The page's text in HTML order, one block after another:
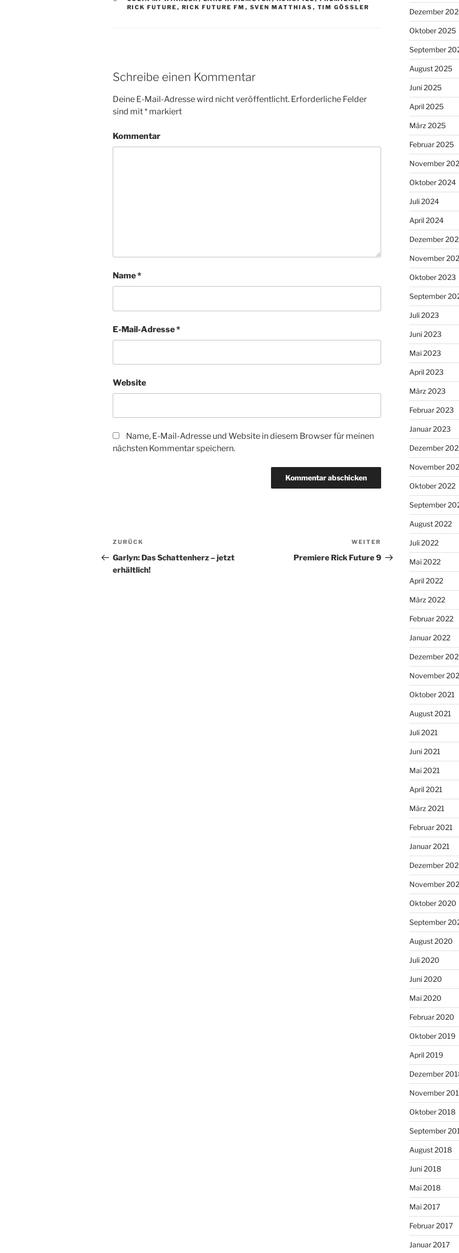
RICK FUTURE , RICK FUTURE FM , SVEN MATTHIAS , TIM GÖSSLER
Schreibe einen Kommentar
Deine E-Mail-Adresse wird nicht veröffentlicht. Erforderliche Felder
sind mit* markiert
Kommentar
Name*
E-Mail-Adresse*
Website
Name, E-Mail-Adresse und Website in diesem Browser für meinen
nächsten Kommentar speichern.
Beitragsnavigation
Vorheriger
Beitrag
ZURÜCK
Garlyn: Das Schattenherz – jetzt
erhältlich!
Nächster
Beitrag
WEITER
Premiere Rick Future 9
Dezember
Oktober 2025
September
August 2025
Juni 2025
April 2025
März 2025
Februar 2025
November
Oktober 2024
Juli 2024
April 2024
Dezember
November
Oktober 2023
September
Juli 2023
Juni 2023
Mai 2023
April 2023
März 2023
Februar 2023
Januar 2023
Dezember
November
Oktober 2022
September
August 2022
Juli 2022
Mai 2022
April 2022
März 2022
Februar 2022
Januar 2022
Dezember
November
Oktober 2021
August 2021
Juli 2021
Juni 2021
Mai 2021
April 2021
März 2021
Februar 2021
Januar 2021
Dezember
November
Oktober 2020
September
August 2020
Juli 2020
Juni 2020
Mai 2020
Februar 2020
Oktober 2019
April 2019
Dezember
November
Oktober 2018
September
August 2018
Juni 2018
Mai 2018
Mai 2017
Februar 2017
Januar 2017